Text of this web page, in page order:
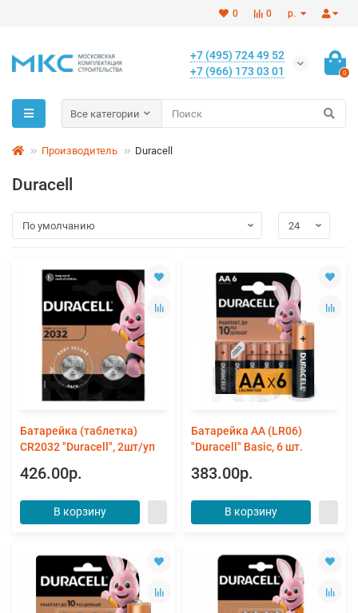
р.
0
0
+7 (495) 724 49 52
+7 (966) 173 03 01
0
Все категории
Производитель Duracell
Duracell
Батарейка (таблетка)
CR2032 "Duracell", 2шт/уп
426.00р.
В корзину
Батарейка AA (LR06)
"Duracell" Basic, 6 шт.
383.00р.
В корзину